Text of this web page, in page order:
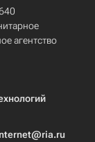
агентство